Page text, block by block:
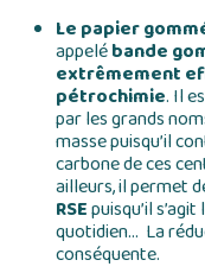
Le papier
appelébande
extrêmement
pétrochimie. Il
par les grands
masse puisqu’il
carbone de ces
ailleurs, il permet
RSEpuisqu’il
quotidien… La
conséquente.